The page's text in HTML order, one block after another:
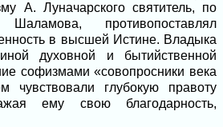
А. Луначарского святитель, по
противопоставлял
в высшей Истине. Владыка
духовной и бытийственной
софизмами «совопросники века
чувствовали глубокую правоту
ему свою благодарность,